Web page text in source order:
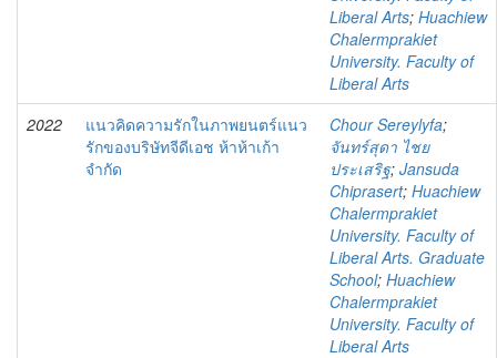
Liberal Arts; Huachiew
Chalermprakiet
University. Faculty of
Liberal Arts
2022
แนวคิดความรักในภาพยนตร์แนว
รักของบริษัทจีดีเอช ห้าห้าเก้า
จำกัด
Chour Sereylyfa;
จันทร์สุดา ไชย
ประเสริฐ; Jansuda
Chiprasert; Huachiew
Chalermprakiet
University. Faculty of
Liberal Arts. Graduate
School; Huachiew
Chalermprakiet
University. Faculty of
Liberal Arts